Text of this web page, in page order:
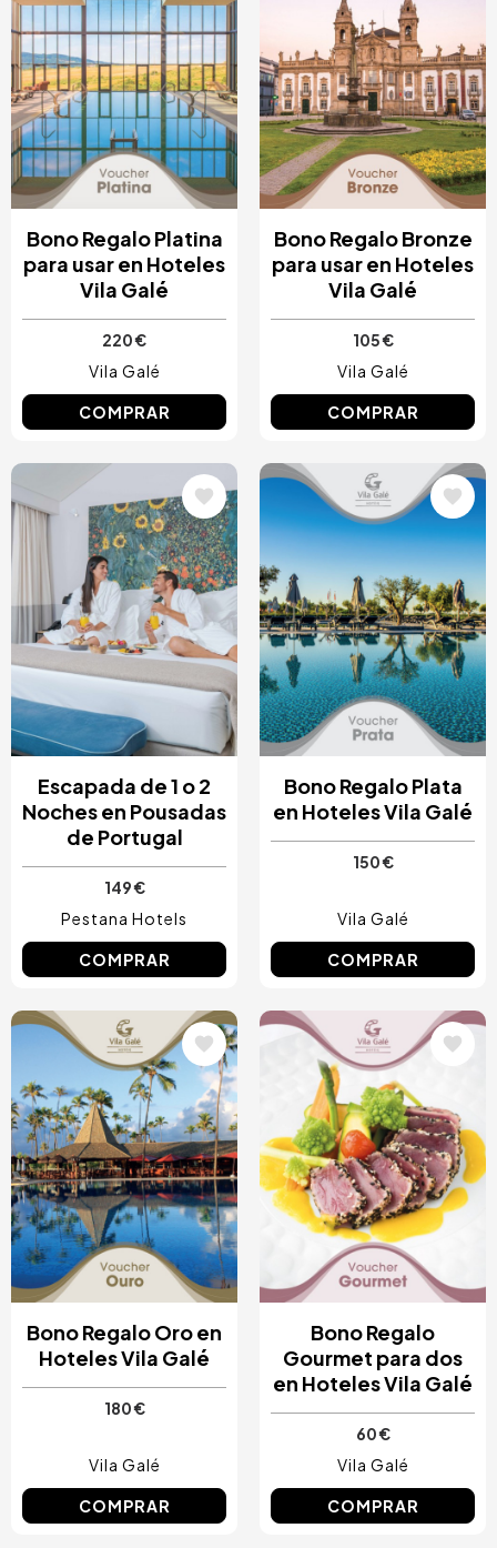
Bono Regalo Platina
para usar en Hoteles
Vila Galé
220 €
Vila Galé
COMPRAR
Bono Regalo Bronze
para usar en Hoteles
Vila Galé
105 €
Vila Galé
COMPRAR
Image
Escapada de 1 o 2
Noches en Pousadas
de Portugal
149 €
Pestana Hotels
COMPRAR
Image
Bono Regalo Plata
en Hoteles Vila Galé
150 €
Vila Galé
COMPRAR
Image
Bono Regalo Oro en
Hoteles Vila Galé
180 €
Vila Galé
COMPRAR
Image
Bono Regalo
Gourmet para dos
en Hoteles Vila Galé
60 €
Vila Galé
COMPRAR